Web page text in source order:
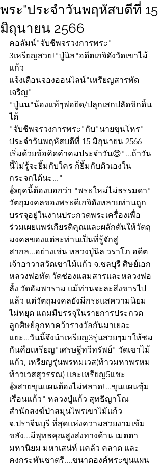
พระ"ประจำวันพฤหัสบดีที่ 15
มิถุนายน 2566
คอลัมน์"จับชีพจรวงการพระ"
3เหรียญสวย!"ปู่นิล"อดีตเกจิดังวัดเขาไม้
แก้ว
แจ้งเตือนจองออนไลน์"เหรียญสารพัด
เจริญ"
"ปู่นน"น้องแท้ๆพ่อยิด/ปลุกเสกปลัดขิกดิ้น
ได้
"จับชีพจรวงการพระ"กับ"นายขุนโหร"
ประจำวันพฤหัสบดีที่ 15 มิถุนายน 2566
เริ่มด้วยข้อคิดคำคมประจำวัน😊"...ถ้าวัน
นี้ไม่รู้จะยิ้มกับใคร ก็ยิ้มกับตัวเองใน
กระจกได้นะ..."
👍ยุคนี้ต้องบอกว่า "พระใหม่ไม่ธรรมดา"
วัตถุมงคลของพระดีเกจิดังหลายท่านถูก
บรรจุอยู่ในงานประกวดพระเครื่องเพื่อ
ร่วมเผยแพร่เกียรติคุณและผลักดันให้วัตถุ
มงคลของแต่ละท่านเป็นที่รู้จักสู่
สากล...อย่างเช่น หลวงปู่นิล วราโภ อดีต
เจ้าอาวาสวัดเขาไม้แก้ว จ.ชลบุรี ศิษย์เอก
หลวงพ่อทัต วัดช่องแสมสารและหลวงพ่อ
ลั้ง วัดอัมพาราม แม้ท่านจะละสีงขารไป
แล้ว แต่วัตถุมงคลยังมีกระแสความนิยม
ไม่หยุด แถมมีบรรจุในรายการประกวด
ลูกศิษย์ลูกหาคว้ารางวัลกันมาเยอะ
แยะ...วันนี้จึงนำเหรียญ3รุ่นสวยๆมาให้ชม
กันคือเหรียญ"เศรษฐีทวีทรัพย์" วัดเขาไม้
แก้ว, เหรียญรุ่นพรหมเวส(ท้าวมหาพรหม-
ท้าวเวสสุวรรณ) และเหรียญ5แชะ
👍สายขุนแผนต้องไม่พลาด!...ขุนแผนซุ้ม
เรือนแก้ว" หลวงปู่แก้ว สุทธิญาโณ
สำนักสงฆ์ป่าสมุนไพรเขาไม้แก้ว
จ.ปราจีนบุรี ที่สุดแห่งความสวยงามเข้ม
ขลัง...มีพุทธคุณสูงส่งทางด้าน เมตตา
มหานิยม มหาเสน่ห์ แคล้ว คลาด และ
คงกระพันชาตรี....ขนาดองค์พระขุนแผน